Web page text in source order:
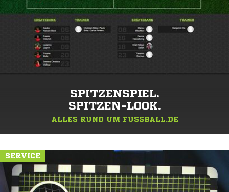
SPITZENSPIEL.
SPITZEN-LOOK.
ALLES RUND UM FUSSBALL.DE
SERVICE